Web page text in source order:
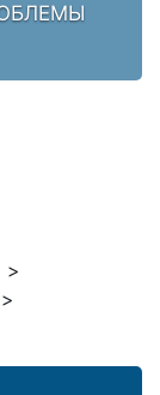
>
>